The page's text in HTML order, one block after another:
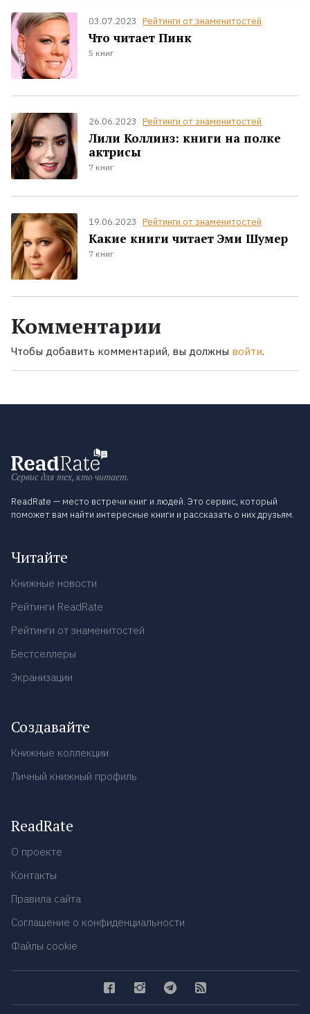
03.07.2023 Рейтинги от знаменитостей
Что читает Пинк
5 книг
26.06.2023 Рейтинги от знаменитостей
Лили Коллинз: книги на полке
актрисы
7 книг
19.06.2023 Рейтинги от знаменитостей
Какие книги читает Эми Шумер
7 книг
Комментарии
Чтобы добавить комментарий, вы должны войти.
Сервис для тех, кто читает.
ReadRate — место встречи книг и людей. Это сервис, который
поможет вам найти интересные книги и рассказать о них друзьям.
Читайте
Книжные новости
Рейтинги ReadRate
Рейтинги от знаменитостей
Бестселлеры
Экранизации
Создавайте
Книжные коллекции
Личный книжный профиль
ReadRate
О проекте
Контакты
Правила сайта
Соглашение о конфиденциальности
Файлы cookie